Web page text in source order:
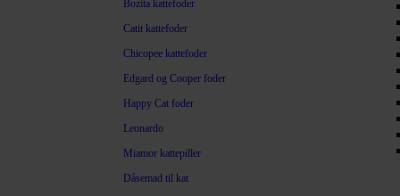
Bozita kattefoder
Catit kattefoder
Chicopee kattefoder
Edgard og Cooper foder
Happy Cat foder
Leonardo
Miamor kattepiller
Dåsemad til kat